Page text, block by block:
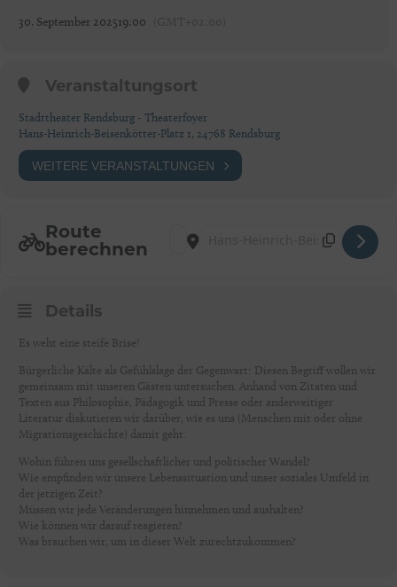
30. September 202519:00
Veranstaltungsort
Stadttheater Rendsburg - Theaterfoyer
Hans-Heinrich-Beisenkötter-Platz 1, 24768 Rendsburg
WEITERE VERANSTALTUNGEN
Route
berechnen
Address - IM DIALOG [i8r1TQTnI]
Destination Address - IM DIALOG
Details
Es weht eine steife Brise!
Bürgerliche Kälte als Gefühlslage der Gegenwart: Diesen Begriff wollen wir
gemeinsam mit unseren Gästen untersuchen. Anhand von Zitaten und
Texten aus Philosophie, Pädagogik und Presse oder anderweitiger
Literatur diskutieren wir darüber, wie es uns (Menschen mit oder ohne
Migrationsgeschichte) damit geht.
Wohin führen uns gesellschaftlicher und politischer Wandel?
Wie empfinden wir unsere Lebenssituation und unser soziales Umfeld in
der jetzigen Zeit?
Müssen wir jede Veränderungen hinnehmen und aushalten?
Wie können wir darauf reagieren?
Was brauchen wir, um in dieser Welt zurechtzukommen?